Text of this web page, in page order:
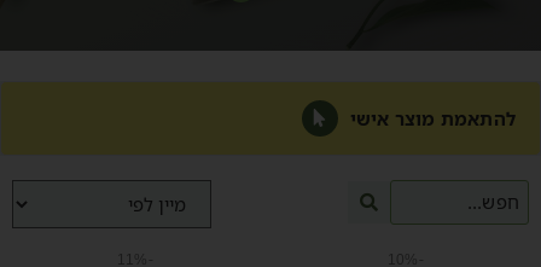
להתאמת מוצר אישי